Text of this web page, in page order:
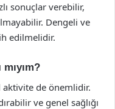
sonuçlar verebilir,
Dengeli ve
edilmelidir.
aktivite de önemlidir.
ve genel sağlığı